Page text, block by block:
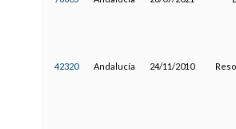
42320 Andalucía 24/11/2010